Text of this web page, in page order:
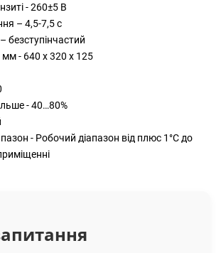
- 260±5 В
– 4,5-7,5 с
безступінчастий
- 640 х 320 х 125
- 40…80%
- Робочий діапазон від плюс 1°С до